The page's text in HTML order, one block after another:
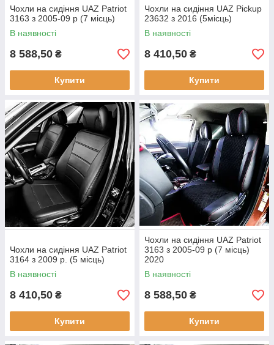
Чохли на сидіння UAZ Patriot
3163 з 2005-09 р (7 місць)
В наявності
8 588,50 ₴
Купити
Чохли на сидіння UAZ Pickup
23632 з 2016 (5місць)
В наявності
8 410,50 ₴
Купити
Чохли на сидіння UAZ Patriot
3164 з 2009 р. (5 місць)
В наявності
8 410,50 ₴
Купити
Чохли на сидіння UAZ Patriot
3163 з 2005-09 р (7 місць)
2020
В наявності
8 588,50 ₴
Купити